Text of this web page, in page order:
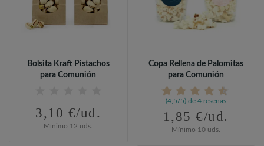
Bolsita Kraft Pistachos
para Comunión
3,10 €/ud.
Mínimo 12 uds.
Copa Rellena de Palomitas
para Comunión
(4,5/5) de 4 reseñas
1,85 €/ud.
Mínimo 10 uds.